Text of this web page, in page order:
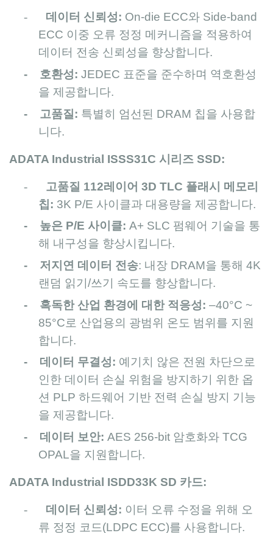
- 데이터 신뢰성: On-die ECC와 Side-band
ECC 이중 오류 정정 메커니즘을 적용하여
데이터 전송 신뢰성을 향상합니다.
- 호환성: JEDEC 표준을 준수하며 역호환성
을 제공합니다.
- 고품질: 특별히 엄선된 DRAM 칩을 사용합
니다.
ADATA Industrial ISSS31C 시리즈 SSD:
-
고품질 112레이어 3D TLC 플래시 메모리
칩: 3K P/E 사이클과 대용량을 제공합니다.
- 높은 P/E 사이클: A+ SLC 펌웨어 기술을 통
해 내구성을 향상시킵니다.
- 저지연 데이터 전송: 내장 DRAM을 통해 4K
랜덤 읽기/쓰기 속도를 향상합니다.
- 혹독한 산업 환경에 대한 적응성: –40°C ~
85°C로 산업용의 광범위 온도 범위를 지원
합니다.
- 데이터 무결성: 예기치 않은 전원 차단으로
인한 데이터 손실 위험을 방지하기 위한 옵
션 PLP 하드웨어 기반 전력 손실 방지 기능
을 제공합니다.
- 데이터 보안: AES 256-bit 암호화와 TCG
OPAL을 지원합니다.
ADATA Industrial ISDD33K SD 카드:
- 데이터 신뢰성: 이터 오류 수정을 위해 오
류 정정 코드(LDPC ECC)를 사용합니다.